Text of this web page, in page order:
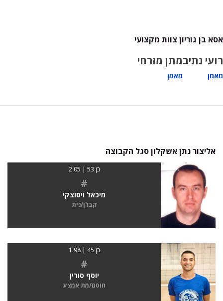
אסא בן גוריון צוות מקצועי
רועי נתיב
מאמן
מתן מזרחי
מאמן
אליצור נתן אשקלון סגל הקבוצה
בן 53 | 2.05
#
מיכאל ויסוצקי
קבלן/נית
בן 45 | 1.98
#
יוסף סורין
חוסם/מת אמצע